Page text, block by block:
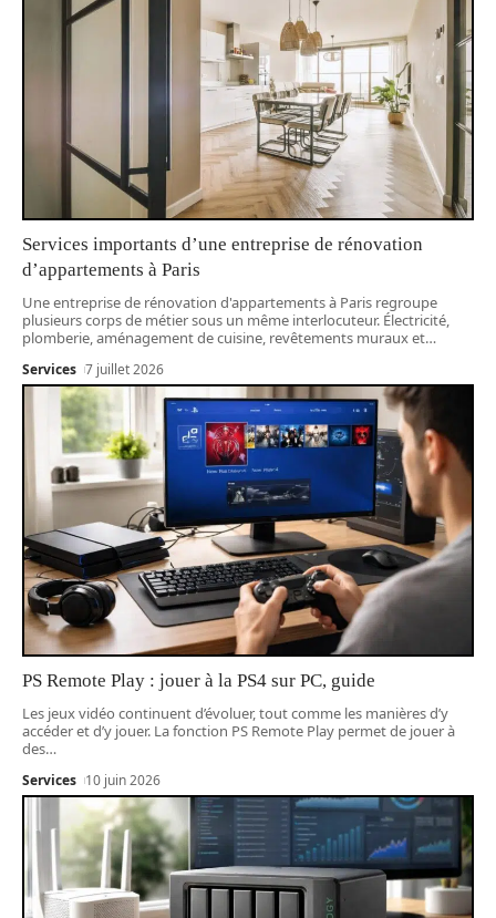
Services importants d’une entreprise de rénovation
d’appartements à Paris
Une entreprise de rénovation d'appartements à Paris regroupe
plusieurs corps de métier sous un même interlocuteur. Électricité,
plomberie, aménagement de cuisine, revêtements muraux et…
Services 7 juillet 2026
PS Remote Play : jouer à la PS4 sur PC, guide
Les jeux vidéo continuent d’évoluer, tout comme les manières d’y
accéder et d’y jouer. La fonction PS Remote Play permet de jouer à
des…
Services 10 juin 2026